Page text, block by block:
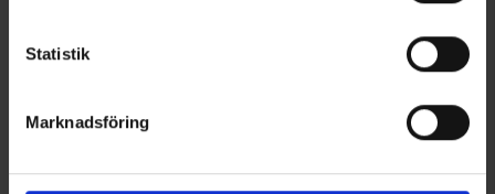
Statistik
Marknadsföring
5355
145 kr.
Vurdering:
Andre købte også